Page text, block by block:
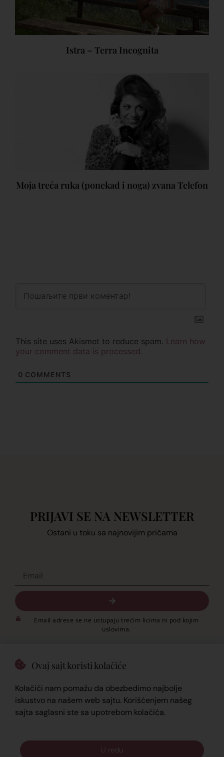
Istra – Terra Incognita
Moja treća ruka (ponekad i noga) zvana Telefon
This site uses Akismet to reduce spam. Learn how
your comment data is processed.
0 COMMENTS
PRIJAVI SE NA NEWSLETTER
Ostani u toku sa najnovijim pričama
Email adrese se ne ustupaju trećim licima ni pod kojim
uslovima.
POLITIKA PRIVATNOSTI
USLOVI KORIŠĆENJA
Ovaj sajt koristi kolačiće
Kolačići nam pomažu da obezbedimo najbolje
iskustvo na našem web sajtu. Korišćenjem našeg
sajta saglasni ste sa upotrebom kolačića.
U redu